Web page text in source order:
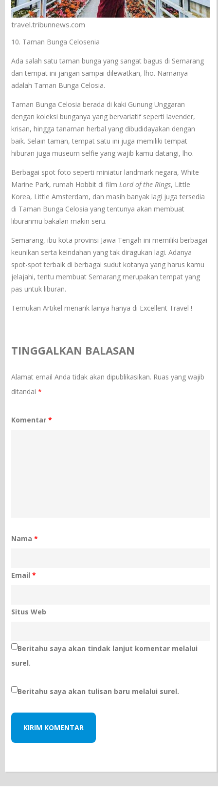
travel.tribunnews.com
10. Taman Bunga Celosenia
Ada salah satu taman bunga yang sangat bagus di Semarang
dan tempat ini jangan sampai dilewatkan, lho. Namanya
adalah Taman Bunga Celosia.
Taman Bunga Celosia berada di kaki Gunung Unggaran
dengan koleksi bunganya yang bervariatif seperti lavender,
krisan, hingga tanaman herbal yang dibudidayakan dengan
baik. Selain taman, tempat satu ini juga memiliki tempat
hiburan juga museum selfie yang wajib kamu datangi, lho.
Berbagai spot foto seperti miniatur landmark negara, White
Marine Park, rumah Hobbit di filmLord of the Rings, Little
Korea, Little Amsterdam, dan masih banyak lagi juga tersedia
di Taman Bunga Celosia yang tentunya akan membuat
liburanmu bakalan makin seru.
Semarang, ibu kota provinsi Jawa Tengah ini memiliki berbagai
keunikan serta keindahan yang tak diragukan lagi. Adanya
spot-spot terbaik di berbagai sudut kotanya yang harus kamu
jelajahi, tentu membuat Semarang merupakan tempat yang
pas untuk liburan.
Temukan Artikel menarik lainya hanya di Excellent Travel !
TINGGALKAN BALASAN
Alamat email Anda tidak akan dipublikasikan. Ruas yang wajib
ditandai*
Komentar*
Nama*
Email*
Situs Web
Beritahu saya akan tindak lanjut komentar melalui
surel.
Beritahu saya akan tulisan baru melalui surel.